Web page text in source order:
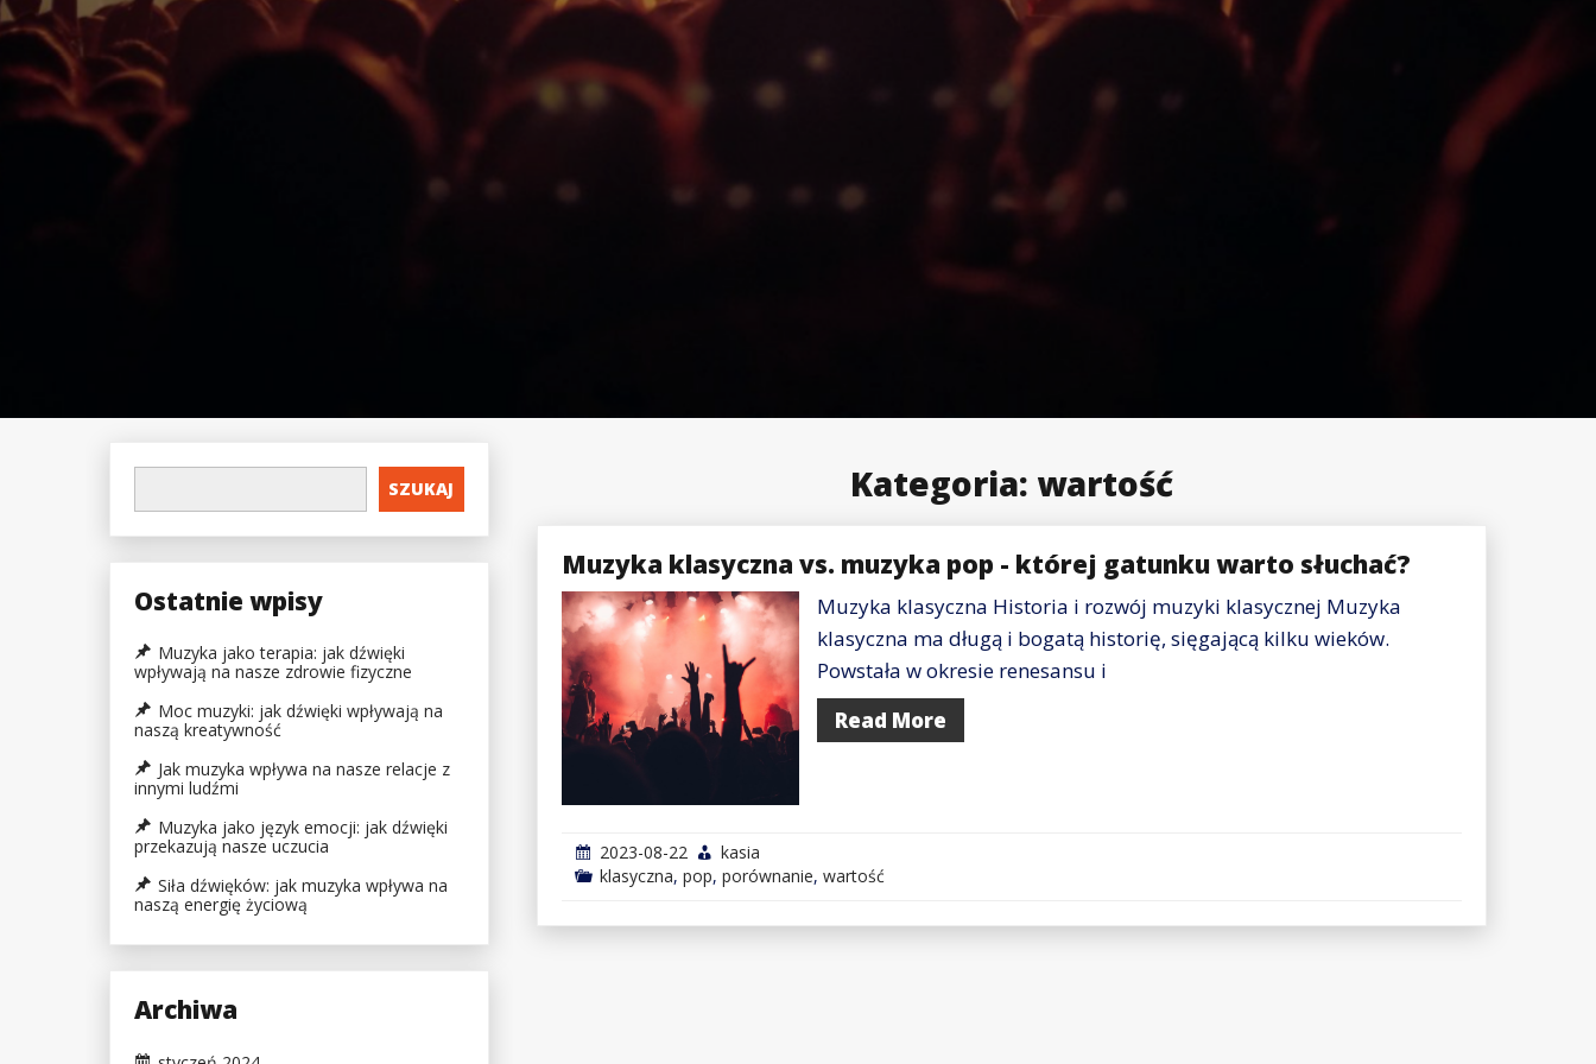
Kategoria: wartość
Muzyka klasyczna vs. muzyka pop - której gatunku warto słuchać?
Muzyka klasyczna Historia i rozwój muzyki klasycznej Muzyka
klasyczna ma długą i bogatą historię, sięgającą kilku wieków.
Powstała w okresie renesansu i
Read More
2023-08-22
kasia
klasyczna, pop, porównanie, wartość
SZUKAJ
Ostatnie wpisy
Muzyka jako terapia: jak dźwięki
wpływają na nasze zdrowie fizyczne
Moc muzyki: jak dźwięki wpływają na
naszą kreatywność
Jak muzyka wpływa na nasze relacje z
innymi ludźmi
Muzyka jako język emocji: jak dźwięki
przekazują nasze uczucia
Siła dźwięków: jak muzyka wpływa na
naszą energię życiową
Archiwa